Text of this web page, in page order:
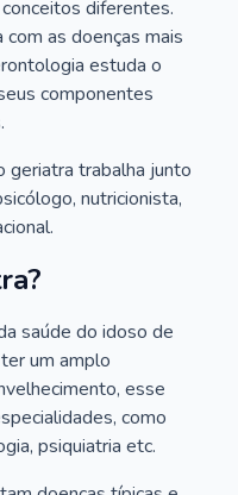
diferentes.
as doenças mais
estuda o
componentes
geriatra trabalha junto
nutricionista,
saúde do idoso de
um amplo
esse
como
psiquiatria etc.